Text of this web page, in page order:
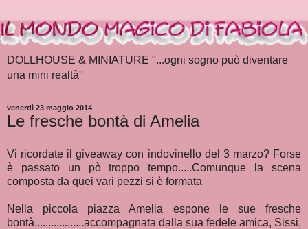
DOLLHOUSE & MINIATURE "...ogni sogno può diventare
una mini realtà"
venerdì 23 maggio 2014
Le fresche bontà di Amelia
Vi ricordate il giveaway con indovinello del 3 marzo? Forse
è passato un pò troppo tempo.....Comunque la scena
composta da quei vari pezzi si è formata
Nella piccola piazza Amelia espone le sue fresche
bontà..................accompagnata dalla sua fedele amica, Sissi,